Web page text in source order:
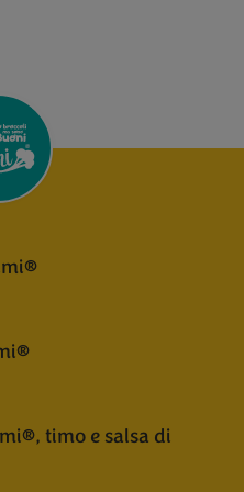
timo e salsa di